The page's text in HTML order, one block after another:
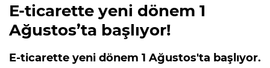
E-ticarette yeni dönem 1
Ağustos’ta başlıyor!
E-ticarette yeni dönem 1 Ağustos'ta başlıyor.